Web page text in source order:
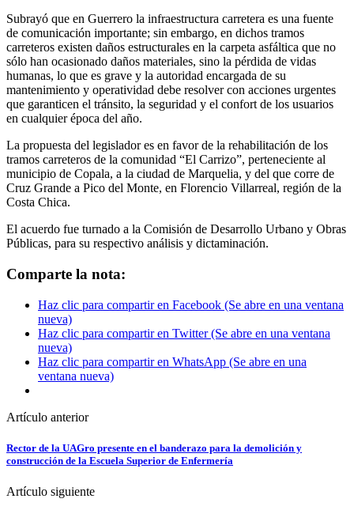
Subrayó que en Guerrero la infraestructura carretera es una fuente
de comunicación importante; sin embargo, en dichos tramos
carreteros existen daños estructurales en la carpeta asfáltica que no
sólo han ocasionado daños materiales, sino la pérdida de vidas
humanas, lo que es grave y la autoridad encargada de su
mantenimiento y operatividad debe resolver con acciones urgentes
que garanticen el tránsito, la seguridad y el confort de los usuarios
en cualquier época del año.
La propuesta del legislador es en favor de la rehabilitación de los
tramos carreteros de la comunidad “El Carrizo”, perteneciente al
municipio de Copala, a la ciudad de Marquelia, y del que corre de
Cruz Grande a Pico del Monte, en Florencio Villarreal, región de la
Costa Chica.
El acuerdo fue turnado a la Comisión de Desarrollo Urbano y Obras
Públicas, para su respectivo análisis y dictaminación.
Comparte la nota:
Haz clic para compartir en Facebook (Se abre en una ventana
nueva)
Haz clic para compartir en Twitter (Se abre en una ventana
nueva)
Haz clic para compartir en WhatsApp (Se abre en una
ventana nueva)
Artículo anterior
Rector de la UAGro presente en el banderazo para la demolición y
construcción de la Escuela Superior de Enfermería
Artículo siguiente